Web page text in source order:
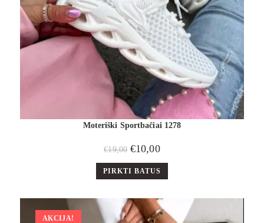
Moteriški Sportbačiai 1278
€19,00 €10,00
PIRKTI BATUS
AKCIJA!